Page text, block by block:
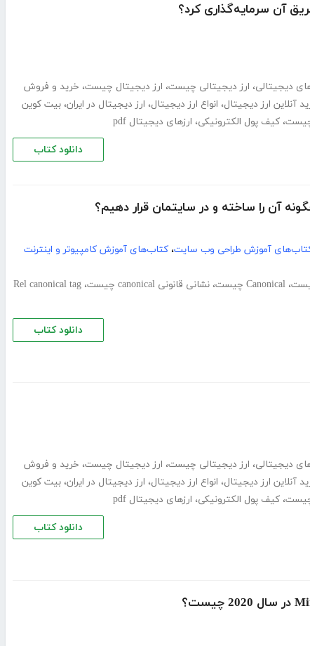
آن سرمایه‌گذاری کرد؟
دیجیتالی، ارز دیجیتالی چیست، ارز دیجیتال چیست، خرید و فروش
آنلاین ارز دیجیتال، انواع ارز دیجیتال، ارز دیجیتال در ایران، بیت کوین
چیست، کیف پول الکترونیکی، ارزهای دیجیتال pdf
دانلود کتاب
آموزش طراحی وب سایت، کتاب‌های آموزش کامپیوتر و اینترنت
، Canonical چیست ، نشانی قانونی canonical چیست ، Rel canonical tag
دانلود کتاب
دیجیتالی، ارز دیجیتالی چیست، ارز دیجیتال چیست، خرید و فروش
آنلاین ارز دیجیتال، انواع ارز دیجیتال، ارز دیجیتال در ایران، بیت کوین
چیست، کیف پول الکترونیکی، ارزهای دیجیتال pdf
دانلود کتاب